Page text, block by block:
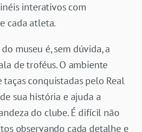
interativos com
cada atleta.
museu é, sem dúvida, a
de troféus. O ambiente
taças conquistadas pelo Real
sua história e ajuda a
do clube. É difícil não
observando cada detalhe e